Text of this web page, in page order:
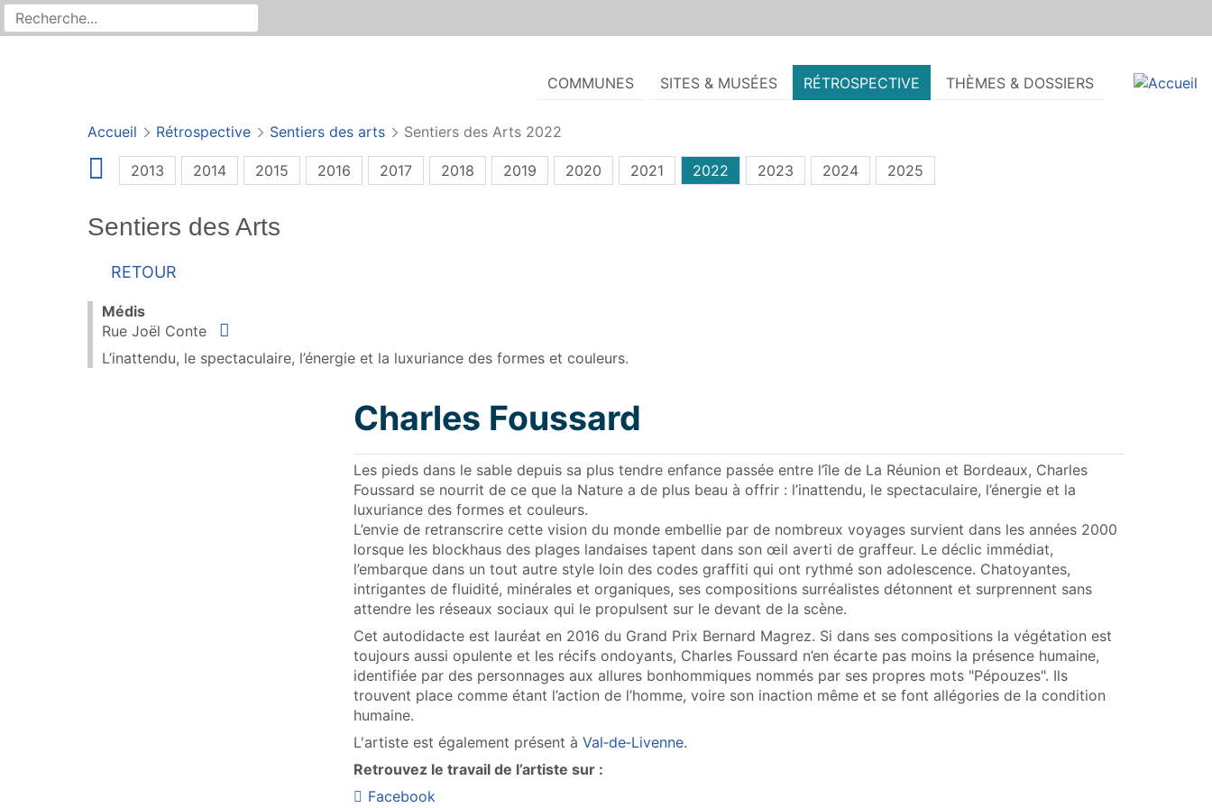
Recherche sur le site
Rechercher
COMMUNES SITES & MUSÉES RÉTROSPECTIVE THÈMES & DOSSIERS
Accueil Rétrospective Sentiers des arts Sentiers des Arts 2022
2013 2014 2015 2016 2017 2018 2019 2020 2021 2022 2023 2024 2025
Sentiers des Arts
Retour
Médis
Rue Joël Conte
Situer
L’inattendu, le spectaculaire, l’énergie et la luxuriance des formes et couleurs.
Charles Foussard
Les pieds dans le sable depuis sa plus tendre enfance passée entre l’île de La Réunion et Bordeaux, Charles
Foussard se nourrit de ce que la Nature a de plus beau à offrir : l’inattendu, le spectaculaire, l’énergie et la
luxuriance des formes et couleurs.
L’envie de retranscrire cette vision du monde embellie par de nombreux voyages survient dans les années 2000
lorsque les blockhaus des plages landaises tapent dans son œil averti de graffeur. Le déclic immédiat,
l’embarque dans un tout autre style loin des codes graffiti qui ont rythmé son adolescence. Chatoyantes,
intrigantes de fluidité, minérales et organiques, ses compositions surréalistes détonnent et surprennent sans
attendre les réseaux sociaux qui le propulsent sur le devant de la scène.
Cet autodidacte est lauréat en 2016 du Grand Prix Bernard Magrez. Si dans ses compositions la végétation est
toujours aussi opulente et les récifs ondoyants, Charles Foussard n’en écarte pas moins la présence humaine,
identifiée par des personnages aux allures bonhommiques nommés par ses propres mots "Pépouzes". Ils
trouvent place comme étant l’action de l’homme, voire son inaction même et se font allégories de la condition
humaine.
L'artiste est également présent à Val‑de‑Livenne.
Retrouvez le travail de l’artiste sur :
Facebook